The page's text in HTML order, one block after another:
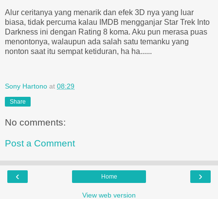
Alur ceritanya yang menarik dan efek 3D nya yang luar
biasa, tidak percuma kalau IMDB mengganjar Star Trek Into
Darkness ini dengan Rating 8 koma. Aku pun merasa puas
menontonya, walaupun ada salah satu temanku yang
nonton saat itu sempat ketiduran, ha ha......
Sony Hartono at 08:29
Share
No comments:
Post a Comment
‹ ›
Home
View web version